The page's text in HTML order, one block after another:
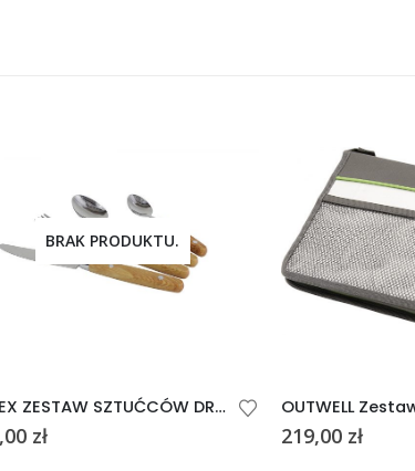
BRAK PRODUKTU.
GIMEX ZESTAW SZTUĆCÓW DREWNO
zł 219,00 zł